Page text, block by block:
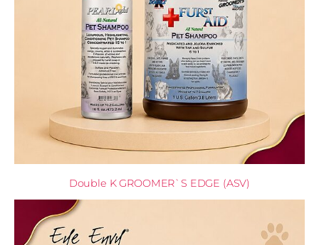
Double K GROOMER`S EDGE (ASV)